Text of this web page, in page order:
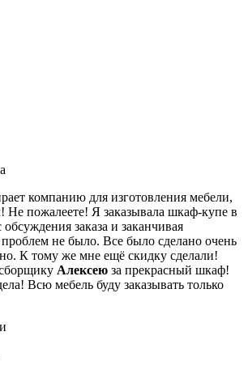
компанию для изготовления мебели,
Не пожалеете! Я заказывала шкаф-купе в
заказа и заканчивая
не было. Все было сделано очень
К тому же мне ещё скидку сделали!
Алексею за прекрасный шкаф!
Всю мебель буду заказывать только